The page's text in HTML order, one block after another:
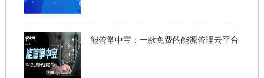
能管掌中宝：一款免费的能源管理云平台